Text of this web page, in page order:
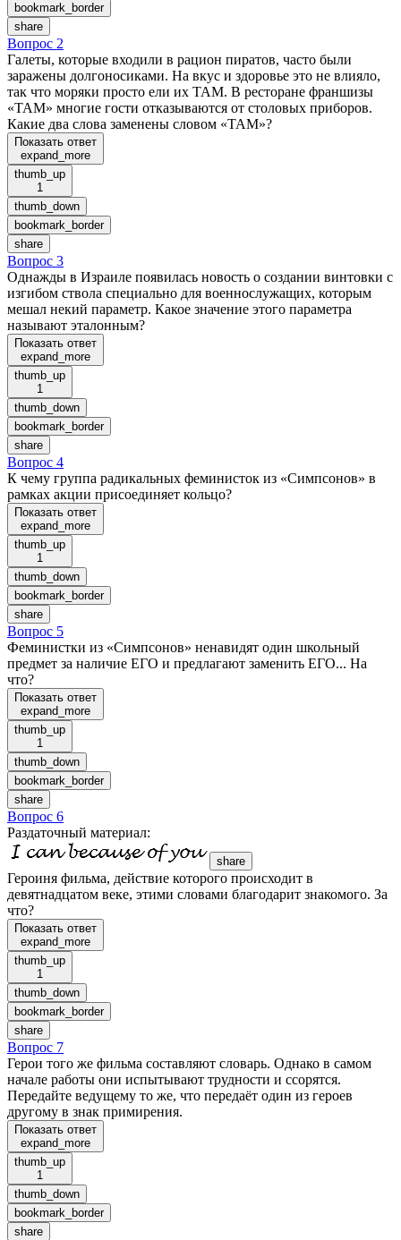
bookmark_border
share
Вопрос 2
Галеты, которые входили в рацион пиратов, часто были
заражены долгоносиками. На вкус и здоровье это не влияло,
так что моряки просто ели их ТАМ. В ресторане франшизы
«ТАМ» многие гости отказываются от столовых приборов.
Какие два слова заменены словом «ТАМ»?
Показать ответ
expand_more
thumb_up
1
thumb_down
bookmark_border
share
Вопрос 3
Однажды в Израиле появилась новость о создании винтовки с
изгибом ствола специально для военнослужащих, которым
мешал некий параметр. Какое значение этого параметра
называют эталонным?
Показать ответ
expand_more
thumb_up
1
thumb_down
bookmark_border
share
Вопрос 4
К чему группа радикальных феминисток из «Симпсонов» в
рамках акции присоединяет кольцо?
Показать ответ
expand_more
thumb_up
1
thumb_down
bookmark_border
share
Вопрос 5
Феминистки из «Симпсонов» ненавидят один школьный
предмет за наличие ЕГО и предлагают заменить ЕГО... На
что?
Показать ответ
expand_more
thumb_up
1
thumb_down
bookmark_border
share
Вопрос 6
Раздаточный материал:
share
Героиня фильма, действие которого происходит в
девятнадцатом веке, этими словами благодарит знакомого. За
что?
Показать ответ
expand_more
thumb_up
1
thumb_down
bookmark_border
share
Вопрос 7
Герои того же фильма составляют словарь. Однако в самом
начале работы они испытывают трудности и ссорятся.
Передайте ведущему то же, что передаёт один из героев
другому в знак примирения.
Показать ответ
expand_more
thumb_up
1
thumb_down
bookmark_border
share